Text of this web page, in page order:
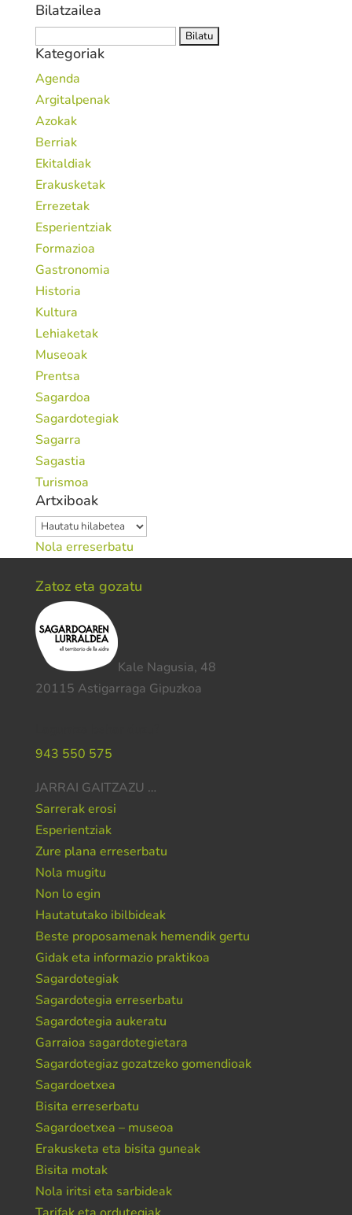
Bilatzailea
Kategoriak
Agenda
Argitalpenak
Azokak
Berriak
Ekitaldiak
Erakusketak
Errezetak
Esperientziak
Formazioa
Gastronomia
Historia
Kultura
Lehiaketak
Museoak
Prentsa
Sagardoa
Sagardotegiak
Sagarra
Sagastia
Turismoa
Artxiboak
Artxiboak
Nola erreserbatu
Zatoz eta gozatu
Kale Nagusia, 48
20115 Astigarraga Gipuzkoa
943 550 575
JARRAI GAITZAZU …
Sarrerak erosi
Esperientziak
Zure plana erreserbatu
Nola mugitu
Non lo egin
Hautatutako ibilbideak
Beste proposamenak hemendik gertu
Gidak eta informazio praktikoa
Sagardotegiak
Sagardotegia erreserbatu
Sagardotegia aukeratu
Garraioa sagardotegietara
Sagardotegiaz gozatzeko gomendioak
Sagardoetxea
Bisita erreserbatu
Sagardoetxea – museoa
Erakusketa eta bisita guneak
Bisita motak
Nola iritsi eta sarbideak